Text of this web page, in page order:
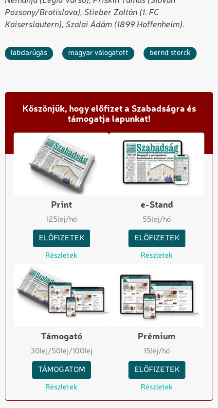
Pozsony/Bratislava), Stieber Zoltán (1. FC
Kaiserslautern), Szalai Ádám (1899 Hoffenheim).
labdarúgás magyar válogatott bernd storck
Köszönjük, hogy előfizet a Szabadságra és
támogatja lapunkat!
Print
125lej/hó
ELŐFIZETEK
Részletek
e-Stand
55lej/hó
ELŐFIZETEK
Részletek
Támogató
30lej/50lej/100lej
TÁMOGATOM
Részletek
Prémium
15lej/hó
ELŐFIZETEK
Részletek